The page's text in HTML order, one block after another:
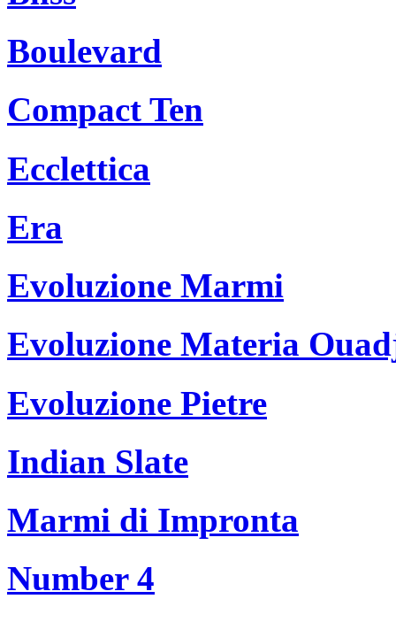
Boulevard
Compact Ten
Ecclettica
Era
Evoluzione Marmi
Evoluzione Materia
Evoluzione Pietre
Indian Slate
Marmi di Impronta
Number 4